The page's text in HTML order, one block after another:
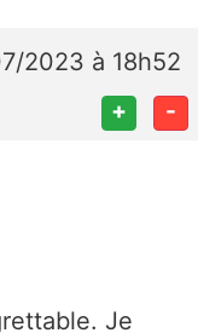
2023 à 18h52
+ -
Je